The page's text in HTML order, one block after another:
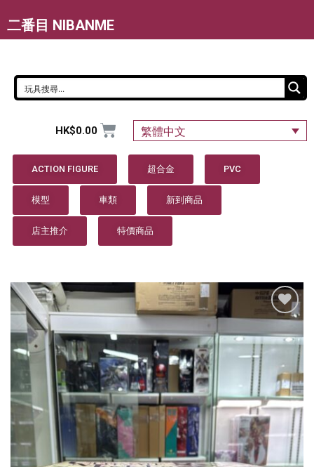
二番目 NIBANME
HK$0.00 繁體中文
ACTION FIGURE 超合金 PVC
模型 車類 新到商品
店主推介 特價商品